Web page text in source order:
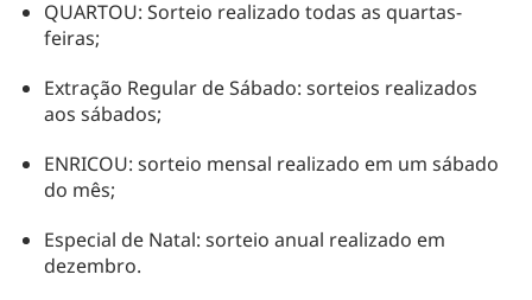
QUARTOU: Sorteio realizado todas as quartas-
feiras;
Extração Regular de Sábado: sorteios realizados
aos sábados;
ENRICOU: sorteio mensal realizado em um sábado
do mês;
Especial de Natal: sorteio anual realizado em
dezembro.